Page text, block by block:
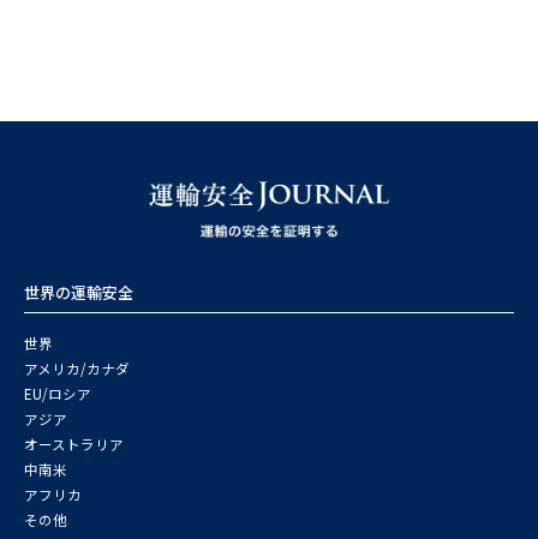
世界の運輸安全
世界
アメリカ/カナダ
EU/ロシア
アジア
オーストラリア
中南米
アフリカ
その他